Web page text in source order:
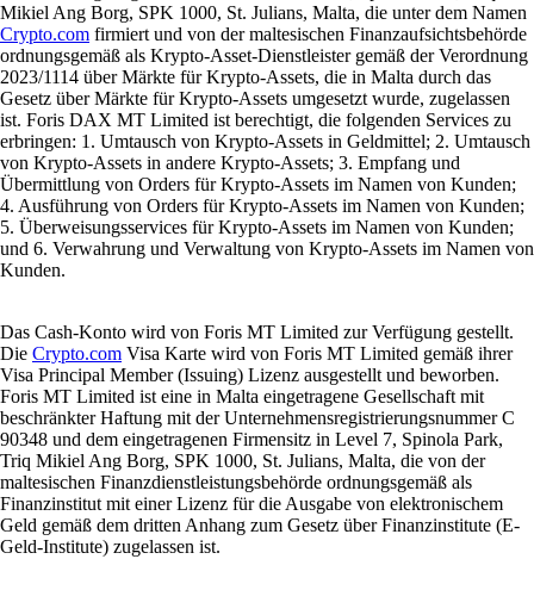
Mikiel Ang Borg, SPK 1000, St. Julians, Malta, die unter dem Namen
Crypto.com firmiert und von der maltesischen Finanzaufsichtsbehörde
ordnungsgemäß als Krypto-Asset-Dienstleister gemäß der Verordnung
2023/1114 über Märkte für Krypto-Assets, die in Malta durch das
Gesetz über Märkte für Krypto-Assets umgesetzt wurde, zugelassen
ist. Foris DAX MT Limited ist berechtigt, die folgenden Services zu
erbringen: 1. Umtausch von Krypto-Assets in Geldmittel; 2. Umtausch
von Krypto-Assets in andere Krypto-Assets; 3. Empfang und
Übermittlung von Orders für Krypto-Assets im Namen von Kunden;
4. Ausführung von Orders für Krypto-Assets im Namen von Kunden;
5. Überweisungsservices für Krypto-Assets im Namen von Kunden;
und 6. Verwahrung und Verwaltung von Krypto-Assets im Namen von
Kunden.
Das Cash-Konto wird von Foris MT Limited zur Verfügung gestellt.
Die Crypto.com Visa Karte wird von Foris MT Limited gemäß ihrer
Visa Principal Member (Issuing) Lizenz ausgestellt und beworben.
Foris MT Limited ist eine in Malta eingetragene Gesellschaft mit
beschränkter Haftung mit der Unternehmensregistrierungsnummer C
90348 und dem eingetragenen Firmensitz in Level 7, Spinola Park,
Triq Mikiel Ang Borg, SPK 1000, St. Julians, Malta, die von der
maltesischen Finanzdienstleistungsbehörde ordnungsgemäß als
Finanzinstitut mit einer Lizenz für die Ausgabe von elektronischem
Geld gemäß dem dritten Anhang zum Gesetz über Finanzinstitute (E-
Geld-Institute) zugelassen ist.